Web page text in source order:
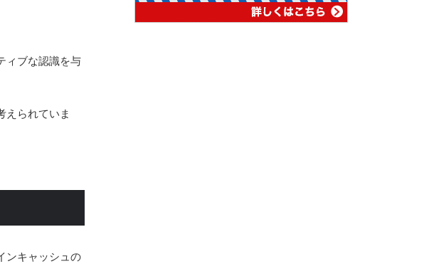
ィブな認識を与
えられていま
ンキャッシュの